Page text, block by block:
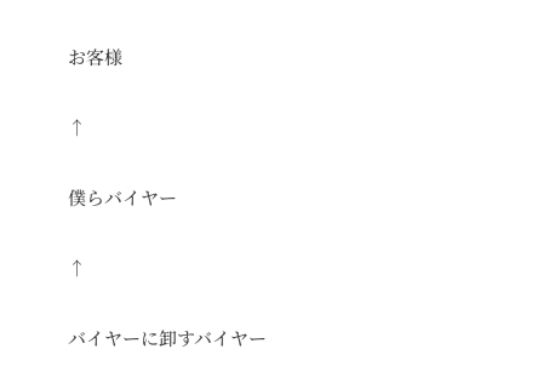
お客様
↑
僕らバイヤー
↑
バイヤーに卸すバイヤー